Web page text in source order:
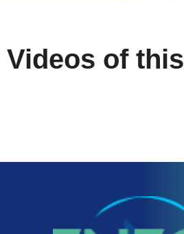
Videos of this